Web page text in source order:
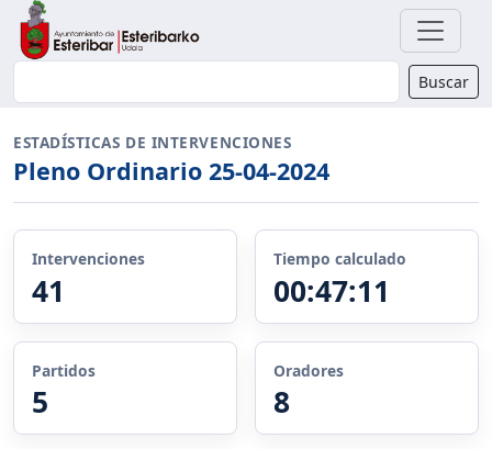
Buscador Buscar
ESTADÍSTICAS DE INTERVENCIONES
Pleno Ordinario 25-04-2024
Intervenciones
41
Tiempo calculado
00:47:11
Partidos
5
Oradores
8